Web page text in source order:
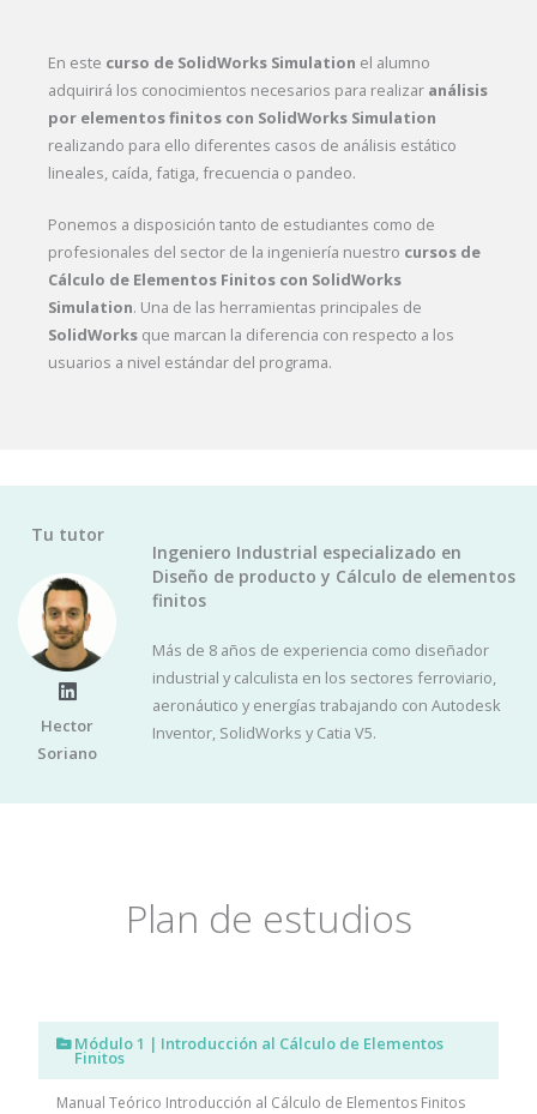
En este curso de SolidWorks Simulation el alumno
adquirirá los conocimientos necesarios para realizar análisis
por elementos finitos con SolidWorks Simulation
realizando para ello diferentes casos de análisis estático
lineales, caída, fatiga, frecuencia o pandeo.
Ponemos a disposición tanto de estudiantes como de
profesionales del sector de la ingeniería nuestro cursos de
Cálculo de Elementos Finitos con SolidWorks
Simulation. Una de las herramientas principales de
SolidWorks que marcan la diferencia con respecto a los
usuarios a nivel estándar del programa.
Tu tutor
L
i
n
k
d
Hector
Soriano
Ingeniero Industrial especializado en
Diseño de producto y Cálculo de elementos
finitos
Más de 8 años de experiencia como diseñador
industrial y calculista en los sectores ferroviario,
aeronáutico y energías trabajando con Autodesk
Inventor, SolidWorks y Catia V5.
Plan de estudios
Módulo 1 | Introducción al Cálculo de Elementos
Finitos
Manual Teórico Introducción al Cálculo de Elementos Finitos